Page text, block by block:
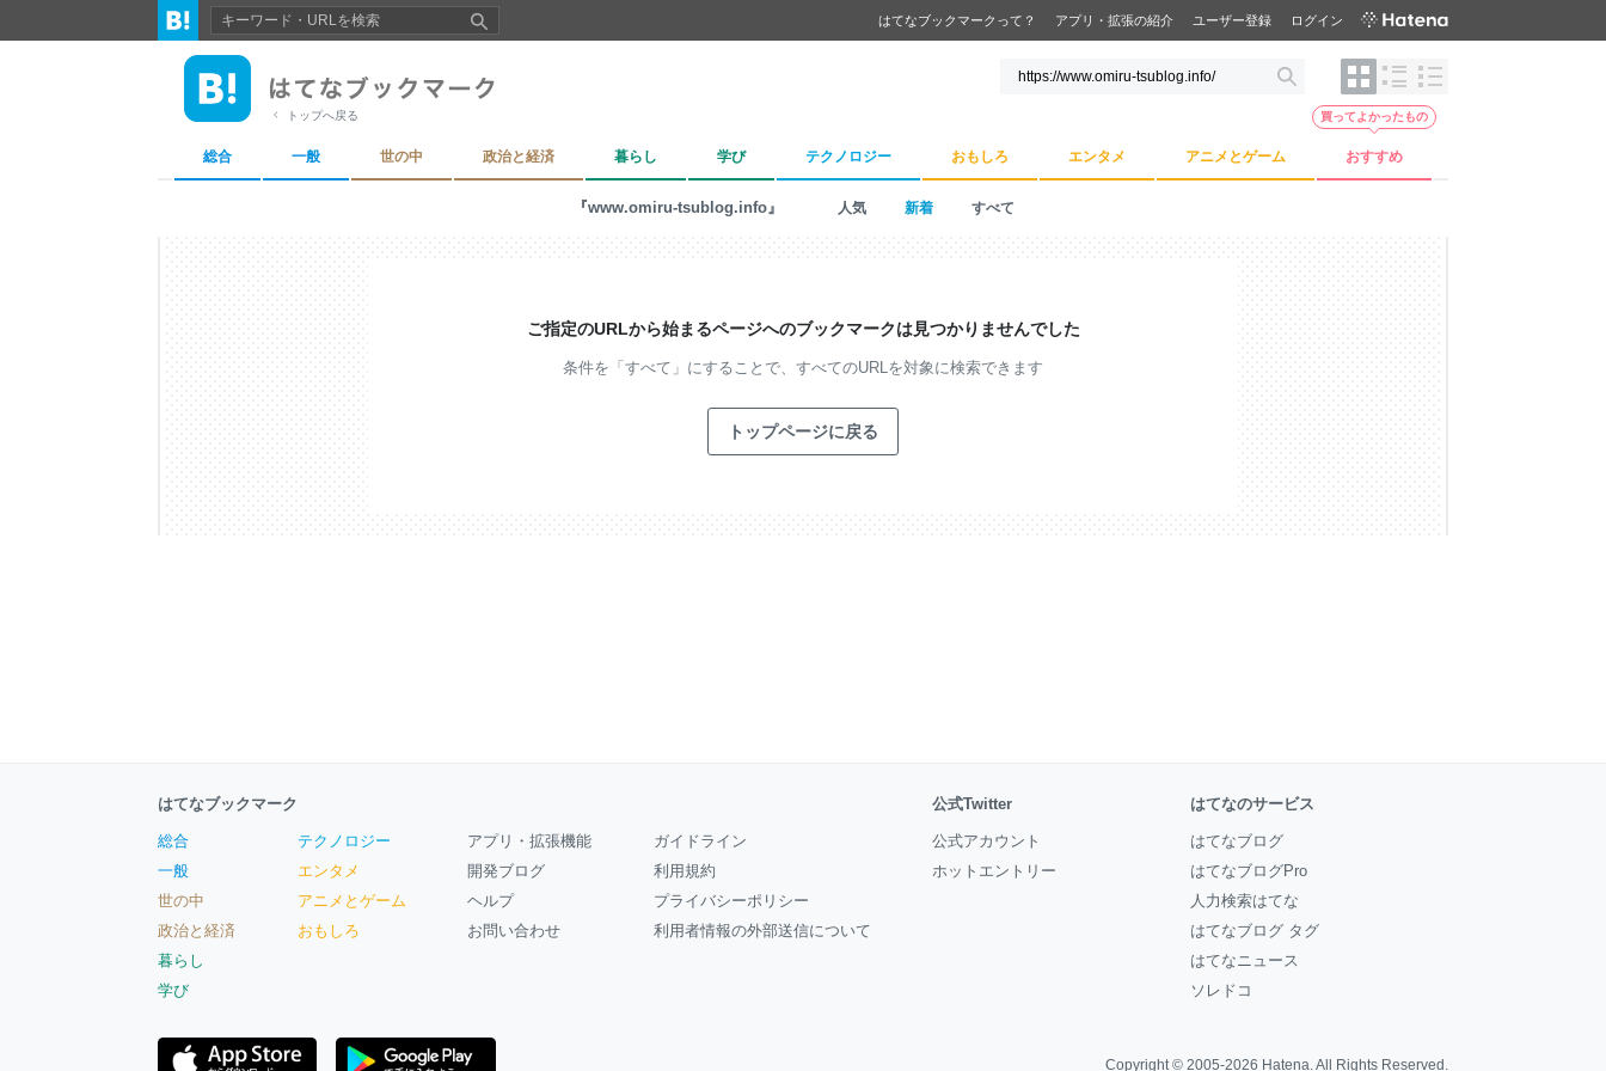
はてなブックマークって？ アプリ・拡張の紹介 ユーザー登録 ログイン
トップへ戻る
総合 一般 世の中 政治と経済 暮らし 学び テクノロジー おもしろ エンタメ アニメとゲーム おすすめ
買ってよかったもの
『www.omiru-tsublog.info』 人気 新着 すべて
ご指定のURLから始まるページへのブックマークは見つかりませんでした
条件を「すべて」にすることで、 すべてのURLを対象に検索できます
トップページに戻る
はてなブックマーク
総合
一般
世の中
政治と経済
暮らし
学び
テクノロジー
エンタメ
アニメとゲーム
おもしろ
アプリ・拡張機能
開発ブログ
ヘルプ
お問い合わせ
ガイドライン
利用規約
プライバシーポリシー
利用者情報の外部送信について
公式Twitter
公式アカウント
ホットエントリー
はてなのサービス
はてなブログ
はてなブログPro
人力検索はてな
はてなブログ タグ
はてなニュース
ソレドコ
Copyright © 2005-2026 Hatena. All Rights Reserved.